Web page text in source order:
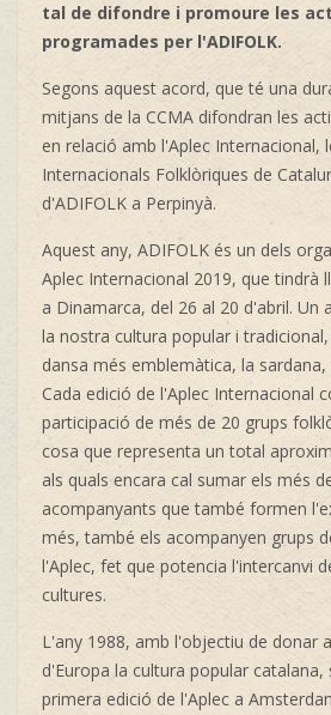
tal de difondre i promoure les
programades per l'ADIFOLK.
Segons aquest acord, que té una
mitjans de la CCMA difondran les
en relació amb l'Aplec Internacional,
Internacionals Folklòriques de
d'ADIFOLK a Perpinyà.
Aquest any, ADIFOLK és un dels
Aplec Internacional 2019, que tindrà
a Dinamarca, del 26 al 20 d'abril. Un
la nostra cultura popular i
dansa més emblemàtica, la
Cada edició de l'Aplec Internacional
participació de més de 20 grups
cosa que representa un total
als quals encara cal sumar els més
acompanyants que també formen
més, també els acompanyen grups
l'Aplec, fet que potencia l'intercanvi
cultures.
L'any 1988, amb l'objectiu de donar
d'Europa la cultura popular catalana,
primera edició de l'Aplec a